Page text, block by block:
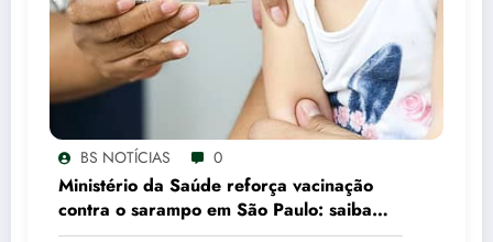
BS NOTÍCIAS 0
Ministério da Saúde reforça vacinação
contra o sarampo em São Paulo: saiba
quem deve se vacinar